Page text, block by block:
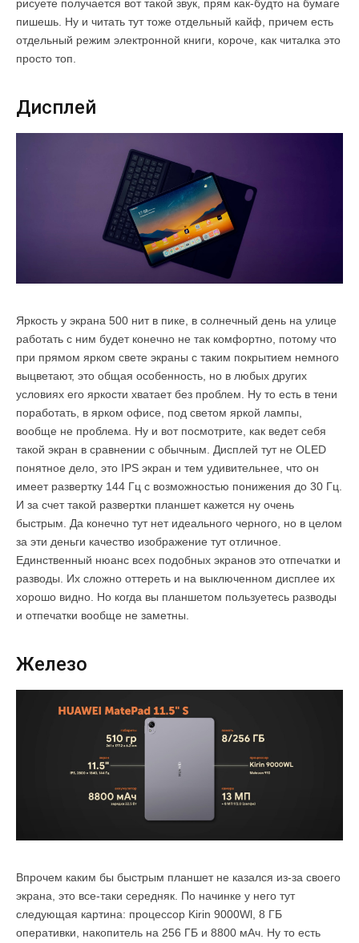
рисуете получается вот такой звук, прям как-будто на бумаге
пишешь. Ну и читать тут тоже отдельный кайф, причем есть
отдельный режим электронной книги, короче, как читалка это
просто топ.
Дисплей
Яркость у экрана 500 нит в пике, в солнечный день на улице
работать с ним будет конечно не так комфортно, потому что
при прямом ярком свете экраны с таким покрытием немного
выцветают, это общая особенность, но в любых других
условиях его яркости хватает без проблем. Ну то есть в тени
поработать, в ярком офисе, под светом яркой лампы,
вообще не проблема. Ну и вот посмотрите, как ведет себя
такой экран в сравнении с обычным. Дисплей тут не OLED
понятное дело, это IPS экран и тем удивительнее, что он
имеет развертку 144 Гц с возможностью понижения до 30 Гц.
И за счет такой развертки планшет кажется ну очень
быстрым. Да конечно тут нет идеального черного, но в целом
за эти деньги качество изображение тут отличное.
Единственный нюанс всех подобных экранов это отпечатки и
разводы. Их сложно оттереть и на выключенном дисплее их
хорошо видно. Но когда вы планшетом пользуетесь разводы
и отпечатки вообще не заметны.
Железо
Впрочем каким бы быстрым планшет не казался из-за своего
экрана, это все-таки середняк. По начинке у него тут
следующая картина: процессор Kirin 9000Wl, 8 ГБ
оперативки, накопитель на 256 ГБ и 8800 мАч. Ну то есть